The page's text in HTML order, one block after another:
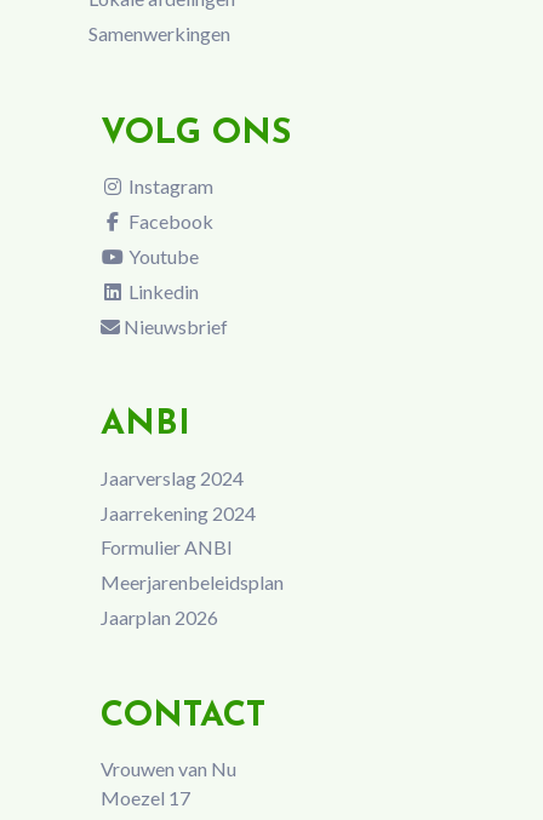
Samenwerkingen
VOLG ONS
Instagram
Facebook
Youtube
Linkedin
Nieuwsbrief
ANBI
Jaarverslag 2024
Jaarrekening 2024
Formulier ANBI
Meerjarenbeleidsplan
Jaarplan 2026
CONTACT
Vrouwen van Nu
Moezel 17